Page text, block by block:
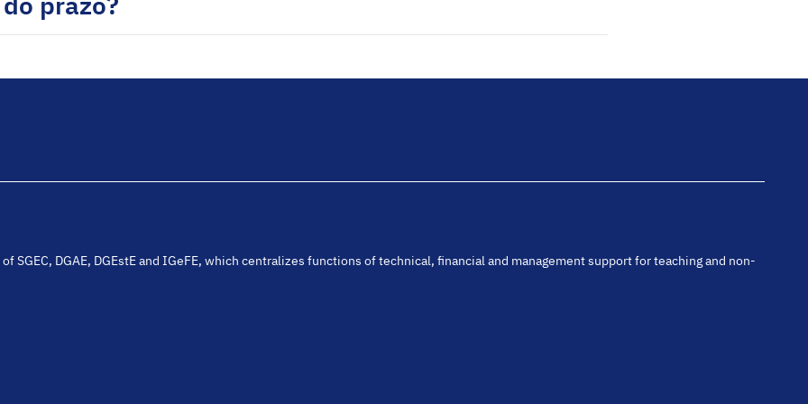
SGEC, DGAE, DGEstE and IGeFE, which centralizes functions of technical, financial and management support for teaching and non-